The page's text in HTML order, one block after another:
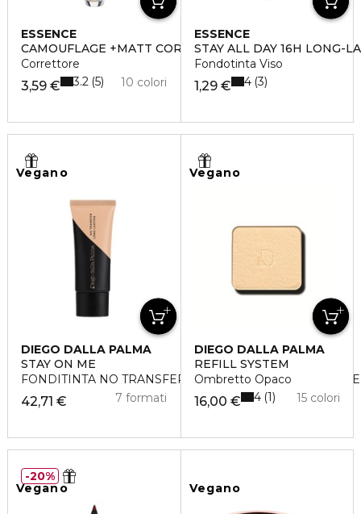
ESSENCE
CAMOUFLAGE +MATT CORRETTORE
Correttore
3,59 € 10 colori
3.2 5
ESSENCE
STAY ALL DAY 16H LONG-
Fondotinta Viso
1,29 € 4 3
Vegano
DIEGO DALLA PALMA
STAY ON ME
FONDITINTA NO TRANSFER LUNGA TENUTA
42,71 € 7 formati
Vegano
DIEGO DALLA PALMA
REFILL SYSTEM
Ombretto Opaco
16,00 € 15 colori
4 1
Vegano
20%
Vegano